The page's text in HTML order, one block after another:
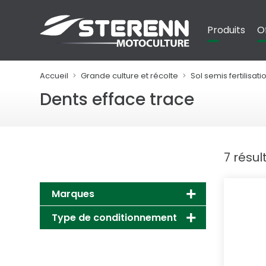
Produits
Accueil Grande culture et récolte Sol semis
Dents efface trace
Marques
Type de conditionnement
7